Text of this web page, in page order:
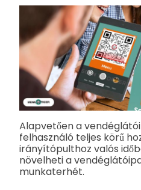
Alapvetően a
felhasználó teljes körű
irányítópulthoz valós
növelheti a
munkaterhét.